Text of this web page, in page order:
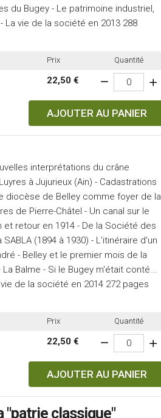
du Bugey - Le patrimoine industriel,
La vie de la société en 2013 288
Prix Quantité
22,50 €
AJOUTER AU PANIER
interprétations du crâne
à Jujurieux (Ain) - Cadastrations
diocèse de Belley comme foyer de la
de Pierre-Châtel - Un canal sur le
et retour en 1914 - De la Société des
(1894 à 1930) - L'itinéraire d'un
- Belley et le premier mois de la
Balme - Si le Bugey m'était conté...
de la société en 2014 272 pages
Prix Quantité
22,50 €
AJOUTER AU PANIER
"patrie classique"